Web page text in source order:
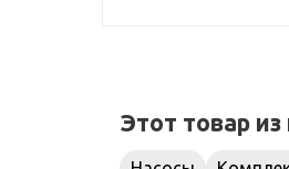
Этот товар